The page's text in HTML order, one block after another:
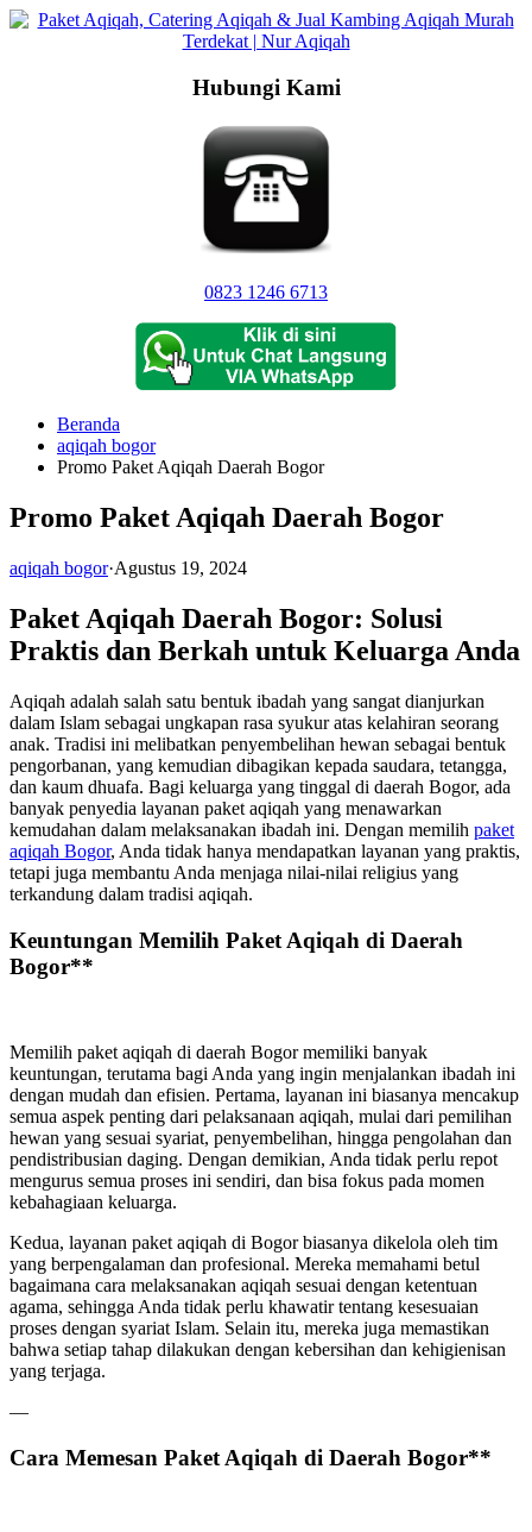
Langsung
Hubungi Kami
0823 1246 6713
Beranda
aqiqah bogor
Promo Paket Aqiqah Daerah Bogor
Promo Paket Aqiqah Daerah Bogor
aqiqah bogor·Agustus 19, 2024
Paket Aqiqah Daerah Bogor: Solusi
Praktis dan Berkah untuk Keluarga Anda
Aqiqah adalah salah satu bentuk ibadah yang sangat dianjurkan
dalam Islam sebagai ungkapan rasa syukur atas kelahiran seorang
anak. Tradisi ini melibatkan penyembelihan hewan sebagai bentuk
pengorbanan, yang kemudian dibagikan kepada saudara, tetangga,
dan kaum dhuafa. Bagi keluarga yang tinggal di daerah Bogor, ada
banyak penyedia layanan paket aqiqah yang menawarkan
kemudahan dalam melaksanakan ibadah ini. Dengan memilih paket
aqiqah Bogor, Anda tidak hanya mendapatkan layanan yang praktis,
tetapi juga membantu Anda menjaga nilai-nilai religius yang
terkandung dalam tradisi aqiqah.
Keuntungan Memilih Paket Aqiqah di Daerah
Bogor**
Memilih paket aqiqah di daerah Bogor memiliki banyak
keuntungan, terutama bagi Anda yang ingin menjalankan ibadah ini
dengan mudah dan efisien. Pertama, layanan ini biasanya mencakup
semua aspek penting dari pelaksanaan aqiqah, mulai dari pemilihan
hewan yang sesuai syariat, penyembelihan, hingga pengolahan dan
pendistribusian daging. Dengan demikian, Anda tidak perlu repot
mengurus semua proses ini sendiri, dan bisa fokus pada momen
kebahagiaan keluarga.
Kedua, layanan paket aqiqah di Bogor biasanya dikelola oleh tim
yang berpengalaman dan profesional. Mereka memahami betul
bagaimana cara melaksanakan aqiqah sesuai dengan ketentuan
agama, sehingga Anda tidak perlu khawatir tentang kesesuaian
proses dengan syariat Islam. Selain itu, mereka juga memastikan
bahwa setiap tahap dilakukan dengan kebersihan dan kehigienisan
yang terjaga.
—
Cara Memesan Paket Aqiqah di Daerah Bogor**